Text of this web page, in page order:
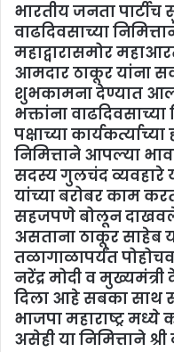
भारतीय जनता
वाढदिवसाच्या
महाद्वारासमोर
आमदार ठाकूर यांना सर्व
शुभकामना देण्यात
भक्तांना
पक्षाच्या
निमित्ताने आपल्या
सदस्य गुलचंद व्यवहारे
यांच्या बरोबर काम
सहजपणे बोलून
असताना ठाकूर साहेब
तळागाळापर्यंत
नरेंद्र मोदी व
दिला आहे सबका साथ
भाजपा महाराष्ट्र
असेही या निमित्ताने